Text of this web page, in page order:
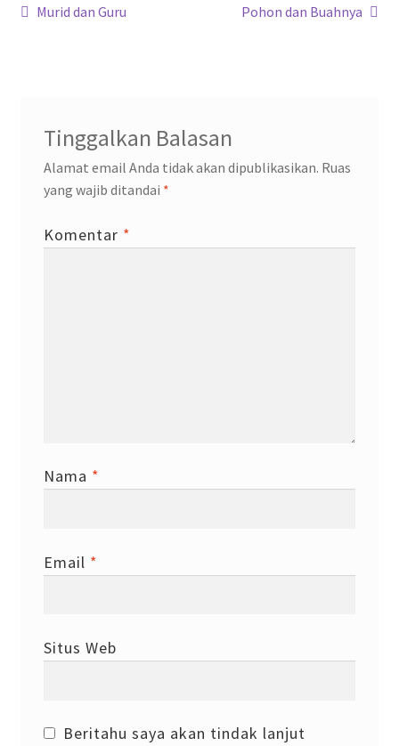
k
p
Navigasi
Previous
Murid dan Guru
Next
Pohon dan Buahnya
Tinggalkan Balasan
Alamat email Anda tidak akan dipublikasikan. Ruas
yang wajib ditandai *
Komentar *
Nama *
Email *
Situs Web
Beritahu saya akan tindak lanjut